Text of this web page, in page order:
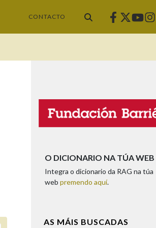
CONTACTO Facebook
Twitter
O DICIONARIO NA TÚA WEB
Integra o dicionario da RAG na túa
web premendo aquí.
AS MÁIS BUSCADAS